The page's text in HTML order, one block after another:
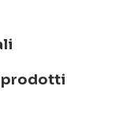
prodotti